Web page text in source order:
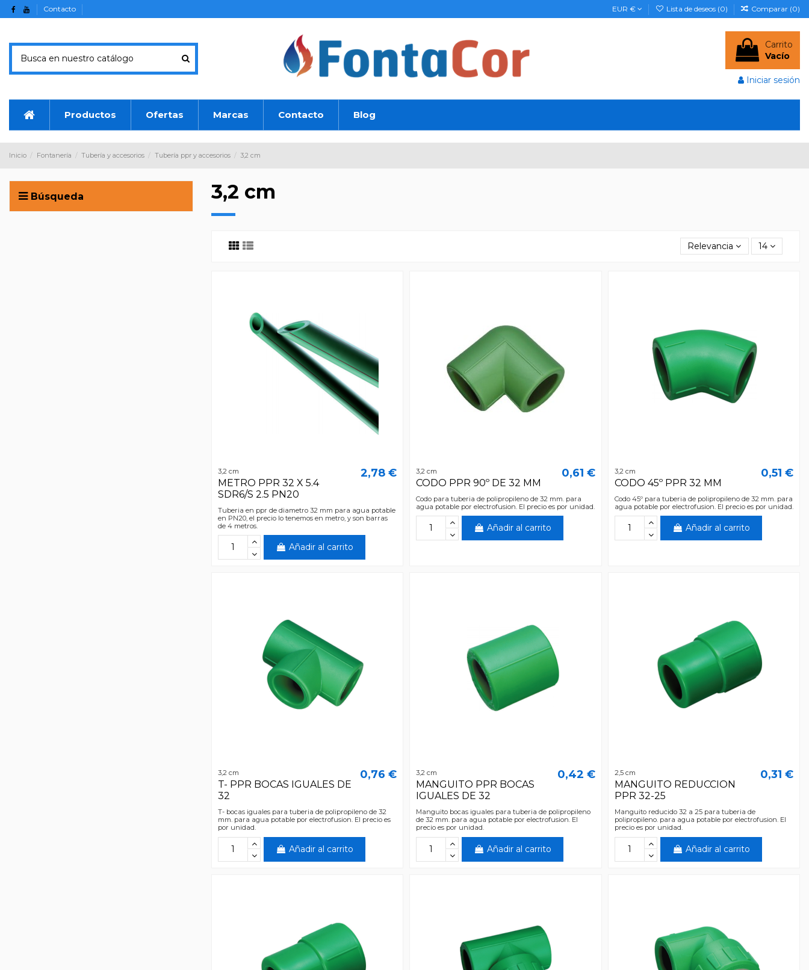
Contacto EUR € Lista de deseos (0) Comparar (0)
Carrito
Vacío
Iniciar sesión
Productos Ofertas Marcas Contacto Blog
Inicio Fontanería Tubería y accesorios Tubería ppr y accesorios 3,2 cm
3,2 cm
Relevancia 14
3,2 cm
METRO PPR 32 X 5.4
SDR6/S 2.5 PN20
2,78 €
Tuberia en ppr de diametro 32 mm para agua potable
en PN20, el precio lo tenemos en metro, y son barras
de 4 metros.
Añadir al carrito
3,2 cm
CODO PPR 90º DE 32 MM
0,61 €
Codo para tuberia de polipropileno de 32 mm. para
agua potable por electrofusion. El precio es por unidad.
Añadir al carrito
3,2 cm
CODO 45º PPR 32 MM
0,51 €
Codo 45º para tuberia de polipropileno de 32 mm. para
agua potable por electrofusion. El precio es por unidad.
Añadir al carrito
3,2 cm
T- PPR BOCAS IGUALES DE
32
0,76 €
T- bocas iguales para tuberia de polipropileno de 32
mm. para agua potable por electrofusion. El precio es
por unidad.
Añadir al carrito
3,2 cm
MANGUITO PPR BOCAS
IGUALES DE 32
0,42 €
Manguito bocas iguales para tuberia de polipropileno
de 32 mm. para agua potable por electrofusion. El
precio es por unidad.
Añadir al carrito
2,5 cm
MANGUITO REDUCCION
PPR 32-25
0,31 €
Manguito reducido 32 a 25 para tuberia de
polipropileno. para agua potable por electrofusion. El
precio es por unidad.
Añadir al carrito
Búsqueda